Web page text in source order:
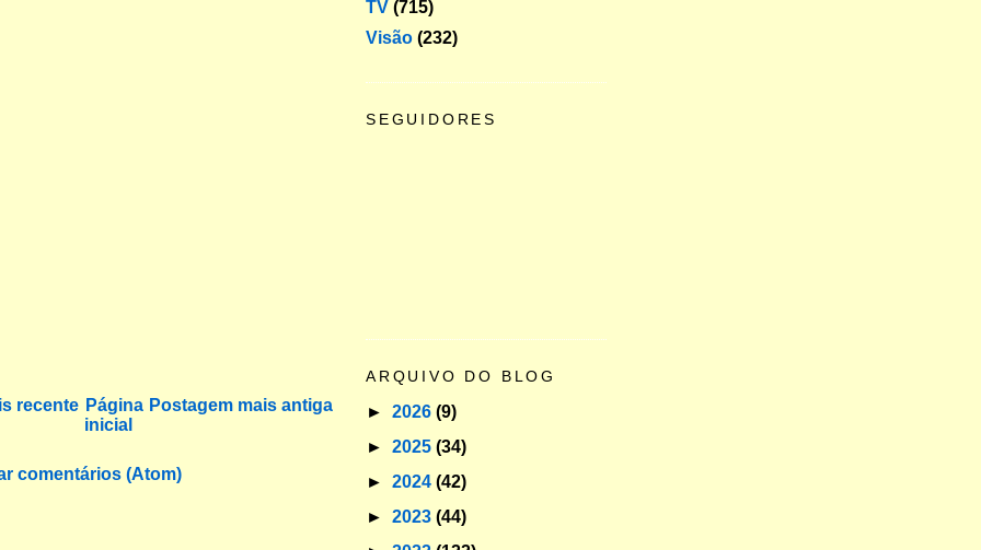
recente Postagem mais antiga
Página
inicial
comentários (Atom)
TV (715)
Visão (232)
SEGUIDORES
ARQUIVO DO BLOG
► 2026 (9)
► 2025 (34)
► 2024 (42)
► 2023 (44)